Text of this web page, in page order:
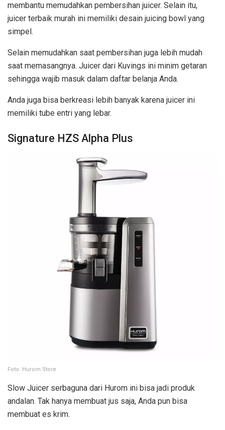
membantu memudahkan pembersihan juicer. Selain itu,
juicer terbaik murah ini memiliki desain juicing bowl yang
simpel.
Selain memudahkan saat pembersihan juga lebih mudah
saat memasangnya. Juicer dari Kuvings ini minim getaran
sehingga wajib masuk dalam daftar belanja Anda.
Anda juga bisa berkreasi lebih banyak karena juicer ini
memiliki tube entri yang lebar.
Signature HZS Alpha Plus
Foto: Hurom Store
Slow Juicer serbaguna dari Hurom ini bisa jadi produk
andalan. Tak hanya membuat jus saja, Anda pun bisa
membuat es krim.